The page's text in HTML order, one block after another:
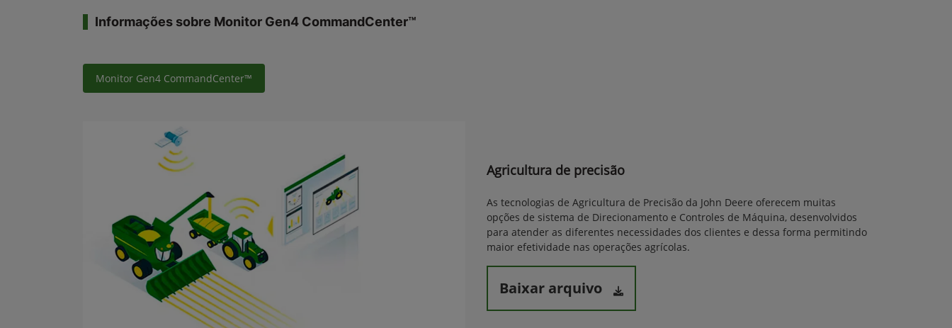
Informações sobre Monitor Gen4 CommandCenter™
Monitor Gen4 CommandCenter™
Agricultura de precisão
As tecnologias de Agricultura de Precisão da John Deere oferecem muitas
opções de sistema de Direcionamento e Controles de Máquina, desenvolvidos
para atender as diferentes necessidades dos clientes e dessa forma permitindo
maior efetividade nas operações agrícolas.
Baixar arquivo